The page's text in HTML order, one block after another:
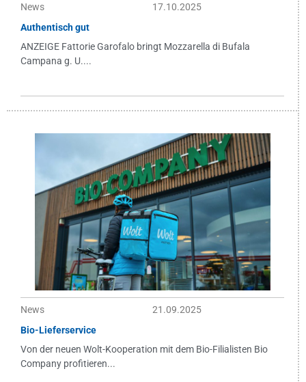
News
17.10.2025
Authentisch gut
ANZEIGE Fattorie Garofalo bringt Mozzarella di Bufala
Campana g. U....
News
21.09.2025
Bio-Lieferservice
Von der neuen Wolt-Kooperation mit dem Bio-Filialisten Bio
Company profitieren...